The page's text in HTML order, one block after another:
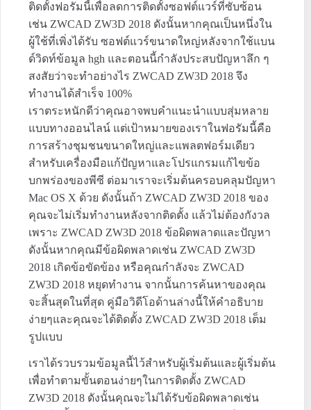
ติดตั้งฟอรัมนี้เพื่อลดการติดตั้งซอฟต์แวร์ที่ซับซ้อน
เช่น ZWCAD ZW3D 2018 ดังนั้นหากคุณเป็นหนึ่งใน
ผู้ใช้ที่เพิ่งได้รับ ซอฟต์แวร์ขนาดใหญ่หลังจากใช้แบน
ด์วิดท์ข้อมูล hgh และตอนนี้กำลังประสบปัญหาลึก ๆ
สงสัยว่าจะทำอย่างไร ZWCAD ZW3D 2018 จึง
ทำงานได้สำเร็จ 100%
เราตระหนักดีว่าคุณอาจพบคำแนะนำแบบสุ่มหลาย
แบบทางออนไลน์ แต่เป้าหมายของเราในฟอรัมนี้คือ
การสร้างชุมชนขนาดใหญ่และแพลตฟอร์มเดียว
สำหรับเครื่องมือแก้ปัญหาและโปรแกรมแก้ไขข้อ
บกพร่องของพีซี ต่อมาเราจะเริ่มต้นครอบคลุมปัญหา
Mac OS X ด้วย ดังนั้นถ้า ZWCAD ZW3D 2018 ของ
คุณจะไม่เริ่มทำงานหลังจากติดตั้ง แล้วไม่ต้องกังวล
เพราะ ZWCAD ZW3D 2018 ข้อผิดพลาดและปัญหา
ดังนั้นหากคุณมีข้อผิดพลาดเช่น ZWCAD ZW3D
2018 เกิดข้อขัดข้อง หรือคุณกำลังจะ ZWCAD
ZW3D 2018 หยุดทำงาน จากนั้นการค้นหาของคุณ
จะสิ้นสุดในที่สุด คู่มือวิดีโอด้านล่างนี้ให้คำอธิบาย
ง่ายๆและคุณจะได้ติดตั้ง ZWCAD ZW3D 2018 เต็ม
รูปแบบ
เราได้รวบรวมข้อมูลนี้ไว้สำหรับผู้เริ่มต้นและผู้เริ่มต้น
เพื่อทำตามขั้นตอนง่ายๆในการติดตั้ง ZWCAD
ZW3D 2018 ดังนั้นคุณจะไม่ได้รับข้อผิดพลาดเช่น